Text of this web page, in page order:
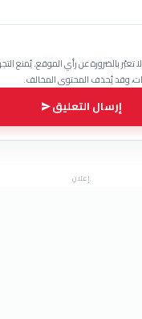
تعبّر بالضرورة عن رأي الموقع. يُمنع
وقد يُحذف المحتوى المخالف.
إرسال التعليق
إعلان